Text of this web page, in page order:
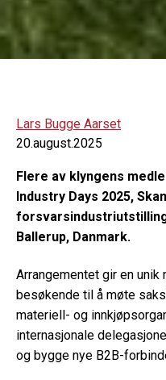
Lars Bugge Aarset
20.august.2025
Flere av klyngens
Industry Days 2025,
Ballerup, Danmark.
Arrangementet gir en
besøkende til å møte
materiell- og
internasjonale
og bygge nye B2B-